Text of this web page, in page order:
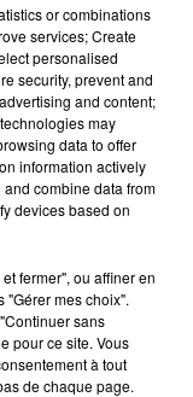
Strasbourg :
réagit
: rencontre
or combinations
services; Create
personalised
security, prevent and
and content;
may
data to offer
information actively
combine data from
devices based on
fermer", ou affiner en
mes choix".
sans
pour ce site. Vous
à tout
de chaque page.